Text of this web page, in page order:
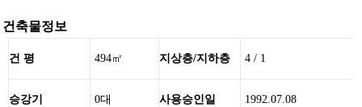
건축물정보
건 평 494㎡ 지상층/지하층 4 / 1
승강기 0대 사용승인일 1992.07.08